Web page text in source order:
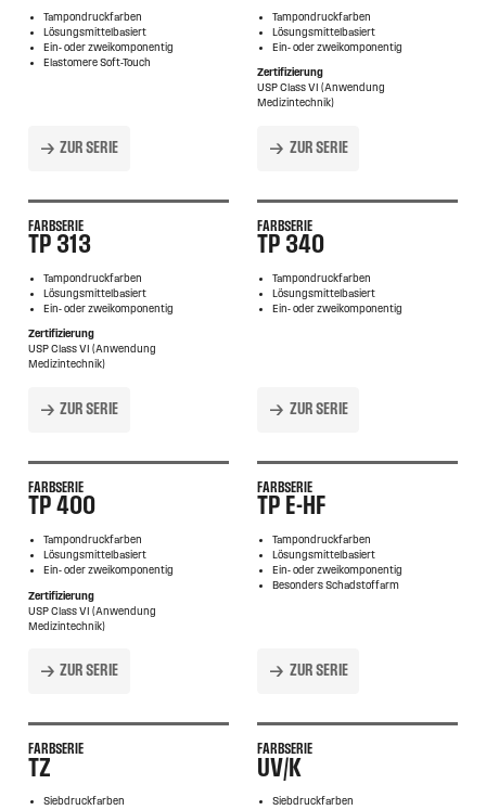
Tampondruckfarben
Lösungsmittelbasiert
Ein- oder zweikomponentig
Elastomere Soft-Touch
ZUR SERIE
Tampondruckfarben
Lösungsmittelbasiert
Ein- oder zweikomponentig
Zertifizierung
USP Class VI (Anwendung
Medizintechnik)
ZUR SERIE
FARBSERIE
TP 313
Tampondruckfarben
Lösungsmittelbasiert
Ein- oder zweikomponentig
Zertifizierung
USP Class VI (Anwendung
Medizintechnik)
ZUR SERIE
FARBSERIE
TP 340
Tampondruckfarben
Lösungsmittelbasiert
Ein- oder zweikomponentig
ZUR SERIE
FARBSERIE
TP 400
Tampondruckfarben
Lösungsmittelbasiert
Ein- oder zweikomponentig
Zertifizierung
USP Class VI (Anwendung
Medizintechnik)
ZUR SERIE
FARBSERIE
TP E-HF
Tampondruckfarben
Lösungsmittelbasiert
Ein- oder zweikomponentig
Besonders Schadstoffarm
ZUR SERIE
FARBSERIE
TZ
Siebdruckfarben
FARBSERIE
UV/K
Siebdruckfarben